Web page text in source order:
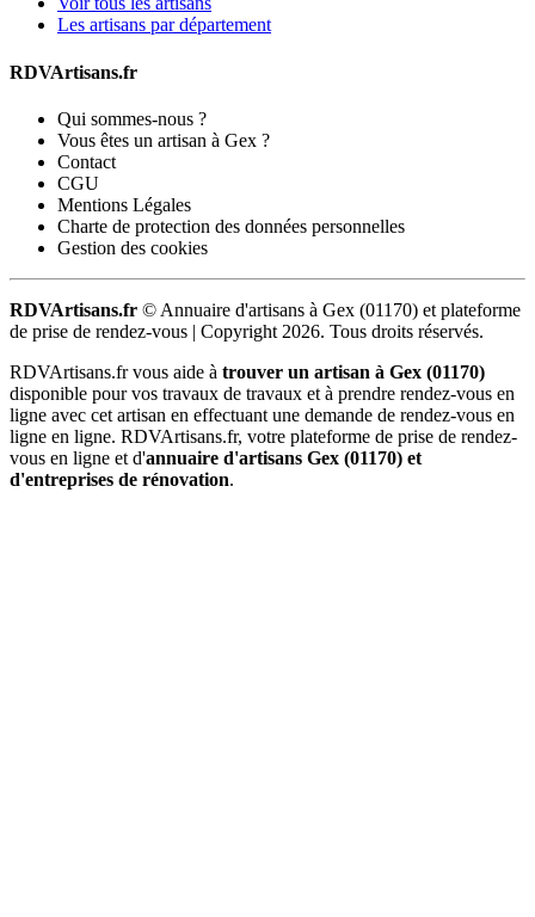
Les artisans par département
RDVArtisans.fr
Qui sommes-nous ?
Vous êtes un artisan à Gex ?
Contact
CGU
Mentions Légales
Charte de protection des données personnelles
Gestion des cookies
RDVArtisans.fr © Annuaire d'artisans à Gex (01170) et plateforme
de prise de rendez-vous | Copyright 2026. Tous droits réservés.
RDVArtisans.fr vous aide à trouver un artisan à Gex (01170)
disponible pour vos travaux de travaux et à prendre rendez-vous en
ligne avec cet artisan en effectuant une demande de rendez-vous en
ligne en ligne. RDVArtisans.fr, votre plateforme de prise de rendez-
vous en ligne et d'annuaire d'artisans Gex (01170) et
d'entreprises de rénovation.